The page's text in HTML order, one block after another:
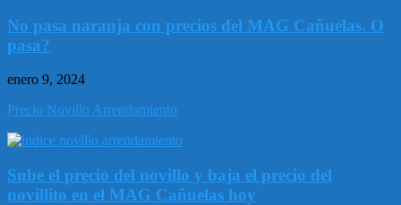
No pasa naranja con precios del MAG Cañuelas. O
pasa?
enero 9, 2024
Precio Novillo Arrendamiento
Sube el precio del novillo y baja el precio del
novillito en el MAG Cañuelas hoy